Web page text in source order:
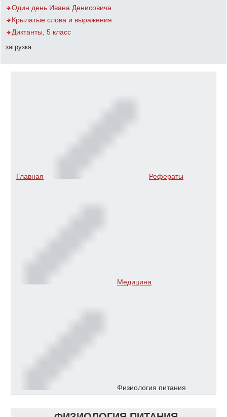
Один день Ивана Денисовича
Крылатые слова и выражения
Диктанты, 5 класс
загрузка...
Главная Рефераты
Медицина
Физиология питания